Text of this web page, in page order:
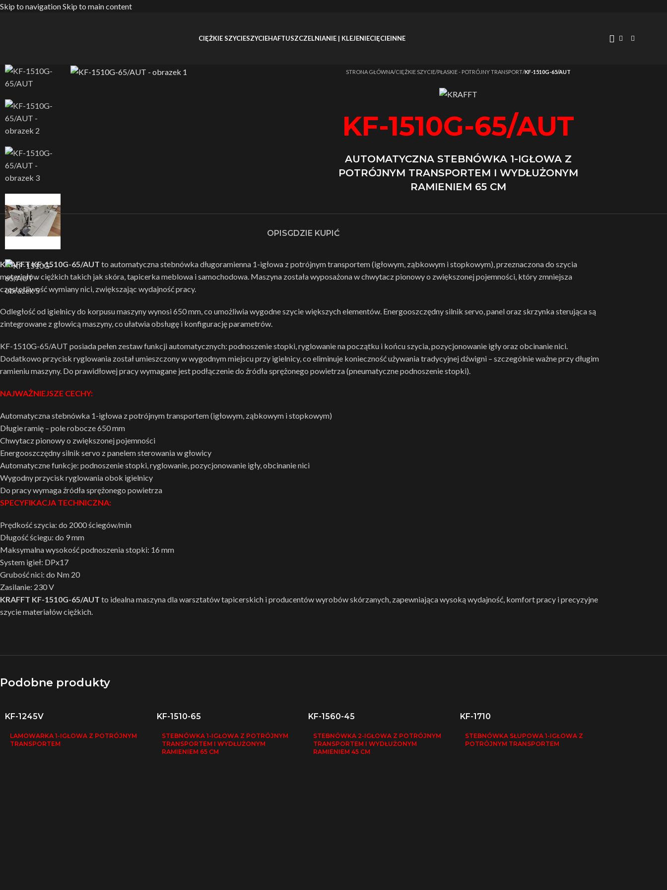
Skip to navigationSkip to main content
CIĘŻKIE SZYCIESZYCIEHAFTUSZCZELNIANIE | KLEJENIECIĘCIEINNE
Strona główna/CIĘŻKIE SZYCIE/PŁASKIE - POTRÓJNY TRANSPORT/KF-1510G-65/AUT
KF-1510G-65/AUT
AUTOMATYCZNA STEBNÓWKA 1-IGŁOWA Z
POTRÓJNYM TRANSPORTEM I WYDŁUŻONYM
RAMIENIEM 65 CM
OPISGDZIE KUPIĆ
KRAFFT KF-1510G-65/AUT to automatyczna stebnówka długoramienna 1-igłowa z potrójnym transportem (igłowym, ząbkowym i stopkowym), przeznaczona do szycia
materiałów ciężkich takich jak skóra, tapicerka meblowa i samochodowa. Maszyna została wyposażona w chwytacz pionowy o zwiększonej pojemności, który zmniejsza
częstotliwość wymiany nici, zwiększając wydajność pracy.
Odległość od igielnicy do korpusu maszyny wynosi 650 mm, co umożliwia wygodne szycie większych elementów. Energooszczędny silnik servo, panel oraz skrzynka sterująca są
zintegrowane z głowicą maszyny, co ułatwia obsługę i konfigurację parametrów.
KF-1510G-65/AUT posiada pełen zestaw funkcji automatycznych: podnoszenie stopki, ryglowanie na początku i końcu szycia, pozycjonowanie igły oraz obcinanie nici.
Dodatkowo przycisk ryglowania został umieszczony w wygodnym miejscu przy igielnicy, co eliminuje konieczność używania tradycyjnej dźwigni – szczególnie ważne przy długim
ramieniu maszyny. Do prawidłowej pracy wymagane jest podłączenie do źródła sprężonego powietrza (pneumatyczne podnoszenie stopki).
NAJWAŻNIEJSZE CECHY:
Automatyczna stebnówka 1-igłowa z potrójnym transportem (igłowym, ząbkowym i stopkowym)
Długie ramię – pole robocze 650 mm
Chwytacz pionowy o zwiększonej pojemności
Energooszczędny silnik servo z panelem sterowania w głowicy
Automatyczne funkcje: podnoszenie stopki, ryglowanie, pozycjonowanie igły, obcinanie nici
Wygodny przycisk ryglowania obok igielnicy
Do pracy wymaga źródła sprężonego powietrza
SPECYFIKACJA TECHNICZNA:
Prędkość szycia: do 2000 ściegów/min
Długość ściegu: do 9 mm
Maksymalna wysokość podnoszenia stopki: 16 mm
System igieł: DPx17
Grubość nici: do Nm 20
Zasilanie: 230 V
KRAFFT KF-1510G-65/AUT to idealna maszyna dla warsztatów tapicerskich i producentów wyrobów skórzanych, zapewniająca wysoką wydajność, komfort pracy i precyzyjne
szycie materiałów ciężkich.
Podobne produkty
KF-1245V
LAMOWARKA 1-IGŁOWA Z POTRÓJNYM
TRANSPORTEM
KF-1510-65
STEBNÓWKA 1-IGŁOWA Z POTRÓJNYM
TRANSPORTEM I WYDŁUŻONYM
RAMIENIEM 65 CM
KF-1560-45
STEBNÓWKA 2-IGŁOWA Z POTRÓJNYM
TRANSPORTEM I WYDŁUŻONYM
RAMIENIEM 45 CM
KF-1710
STEBNÓWKA SŁUPOWA 1-IGŁOWA Z
POTRÓJNYM TRANSPORTEM